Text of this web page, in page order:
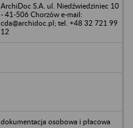
ArchiDoc S.A. ul. Niedźwiedziniec 10
- 41-506 Chorzów e-mail:
cda@archidoc.pl; tel. +48 32 721 99
12
dokumentacja osobowa i płacowa